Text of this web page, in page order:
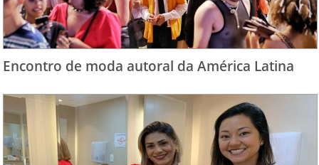
Encontro de moda autoral da América Latina